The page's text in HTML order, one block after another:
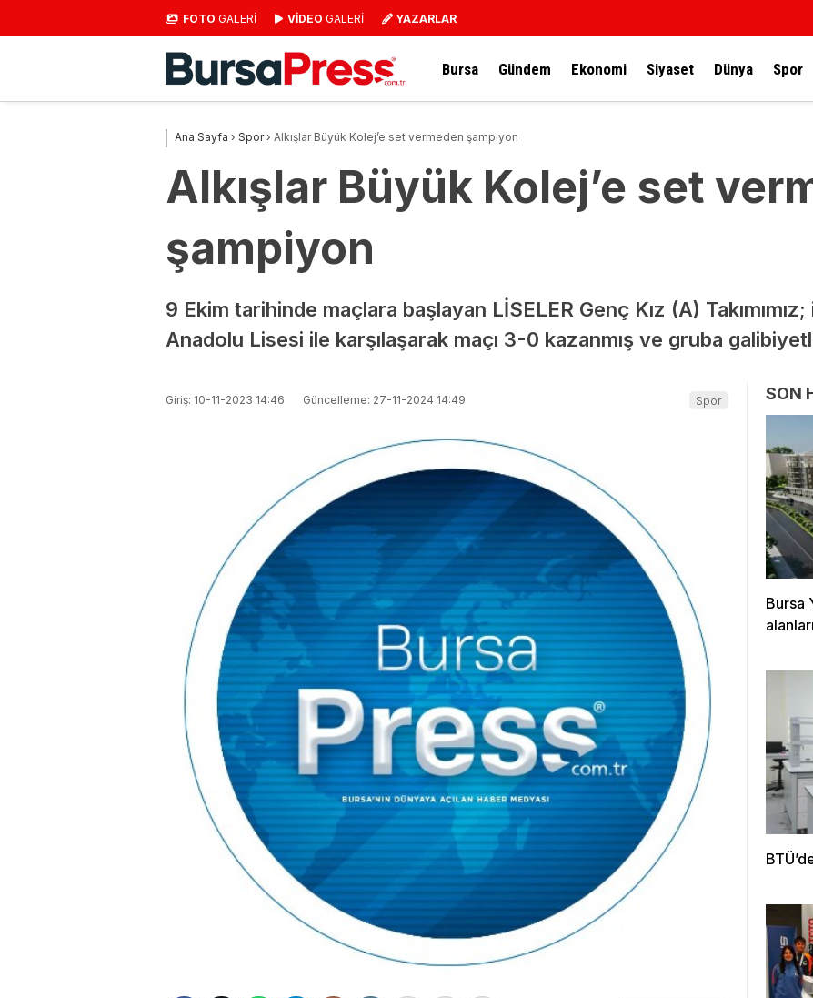
FOTO GALERİ VİDEO GALERİ YAZARLAR
Bursa Gündem Ekonomi Siyaset Dünya Spor
Ana Sayfa › Spor› Alkışlar Büyük Kolej’e set vermeden şampiyon
Alkışlar Büyük Kolej’e set
şampiyon
9 Ekim tarihinde maçlara başlayan LİSELER Genç Kız (A)
Anadolu Lisesi ile karşılaşarak maçı 3-0 kazanmış ve gruba
Giriş: 10-11-2023 14:46 Güncelleme: 27-11-2024 14:49 Spor SON
Bursa